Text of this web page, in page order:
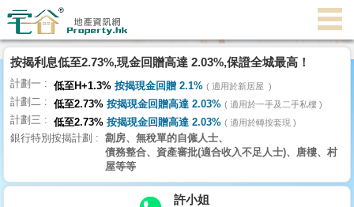
代
理
主
頁
搵
樓/
交
按揭利息低至2.73%,現金回贈高達 2.03%,保證全城最高！
計劃一 低至H+1.3% 按揭現金回贈 2.1% 適用於新居屋
計劃二 低至2.73% 按揭現金回贈高達 2.03% 適用於一手及二手私樓
計劃三 低至2.73% 按揭現金回贈高達 2.03% 適用於轉按套現
銀行特別按揭計劃
劏房、無稅單的自僱人士、
債務整合、資產審批(適合收入不足人士)、唐樓、村
屋等等
許小姐